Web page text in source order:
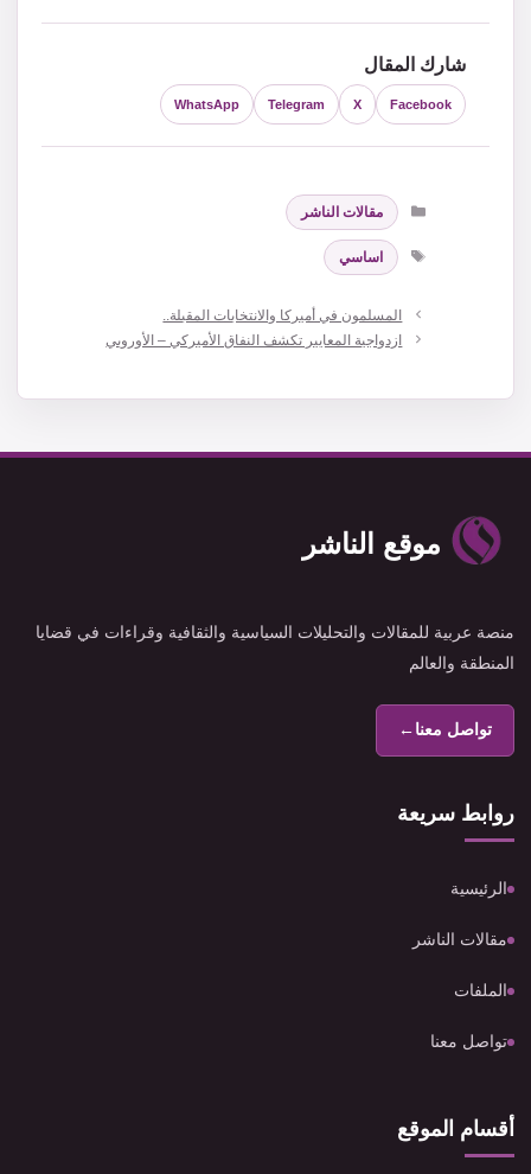
شارك المقال
Facebook
X
Telegram
WhatsApp
التصنيفات
مقالات الناشر
الوسوم
اساسي
المسلمون في أميركا والانتخابات المقبلة..
ازدواجية المعايير تكشف النفاق الأميركي – الأوروبي
موقع الناشر
منصة عربية للمقالات والتحليلات السياسية والثقافية وقراءات في قضايا
المنطقة والعالم
تواصل معنا←
روابط سريعة
الرئيسية
مقالات الناشر
الملفات
تواصل معنا
أقسام الموقع